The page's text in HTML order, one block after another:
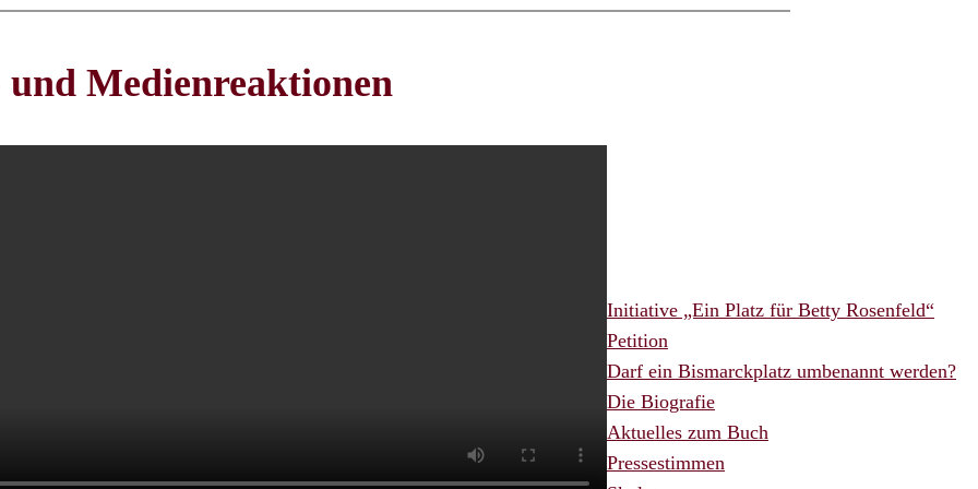
und Medienreaktionen
Initiative „Ein Platz für Betty Rosenfeld“
Petition
Darf ein Bismarckplatz umbenannt werden?
Die Biografie
Aktuelles zum Buch
Pressestimmen